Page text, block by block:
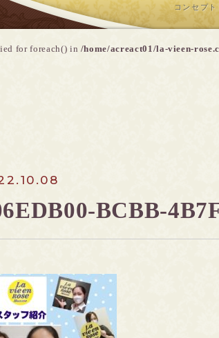
コンセプト
for foreach() in /home/acreact01/la-vieen-
BCBB-